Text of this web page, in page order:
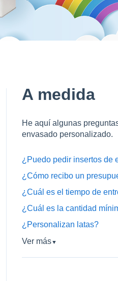
A medida
He aquí algunas
envasado personalizado.
¿Puedo pedir insertos de
¿Cómo recibo un
¿Cuál es el tiempo de
¿Cuál es la cantidad
¿Personalizan latas?
Ver más▼